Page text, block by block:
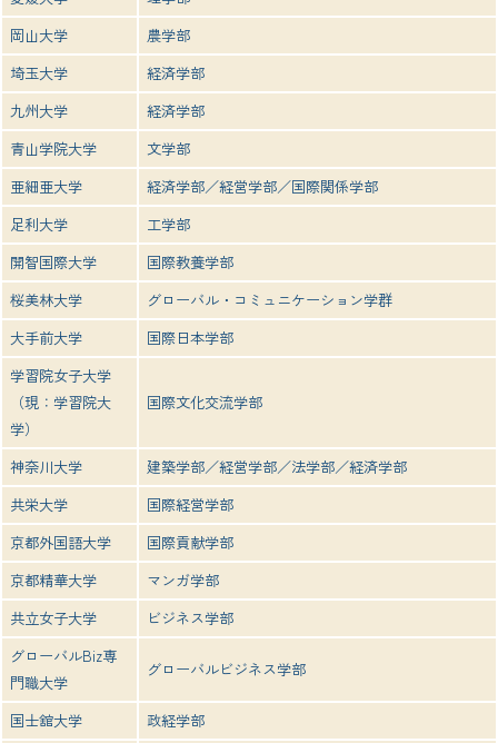
岡山大学
農学部
埼玉大学
経済学部
九州大学
経済学部
青山学院大学
文学部
亜細亜大学
経済学部／経営学部／国際関係学部
足利大学
工学部
開智国際大学
国際教養学部
桜美林大学
グローバル・コミュニケーション学群
大手前大学
国際日本学部
学習院女子大学
（現：学習院大
学）
国際文化交流学部
神奈川大学
建築学部／経営学部／法学部／経済学部
共栄大学
国際経営学部
京都外国語大学
国際貢献学部
京都精華大学
マンガ学部
共立女子大学
ビジネス学部
グローバルBiz専
門職大学
グローバルビジネス学部
国士舘大学
政経学部